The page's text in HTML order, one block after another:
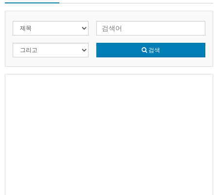
검색